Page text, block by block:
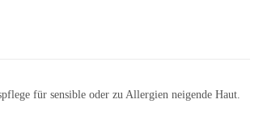
für sensible oder zu Allergien neigende Haut.